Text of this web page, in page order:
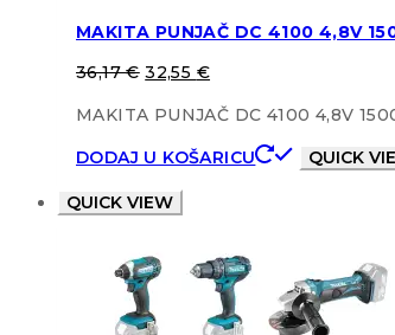
MAKITA PUNJAČ DC 4100 4,8V
36,17€ 32,55 €
MAKITA PUNJAČ DC 4100 4,8V
DODAJ U KOŠARICU
QUICK
QUICK VIEW